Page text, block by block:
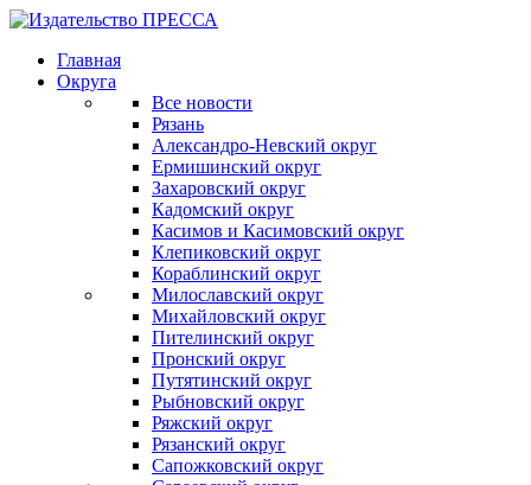
Главная
Округа
Все новости
Рязань
Александро-Невский округ
Ермишинский округ
Захаровский округ
Кадомский округ
Касимов и Касимовский округ
Клепиковский округ
Кораблинский округ
Милославский округ
Михайловский округ
Пителинский округ
Пронский округ
Путятинский округ
Рыбновский округ
Ряжский округ
Рязанский округ
Сапожковский округ